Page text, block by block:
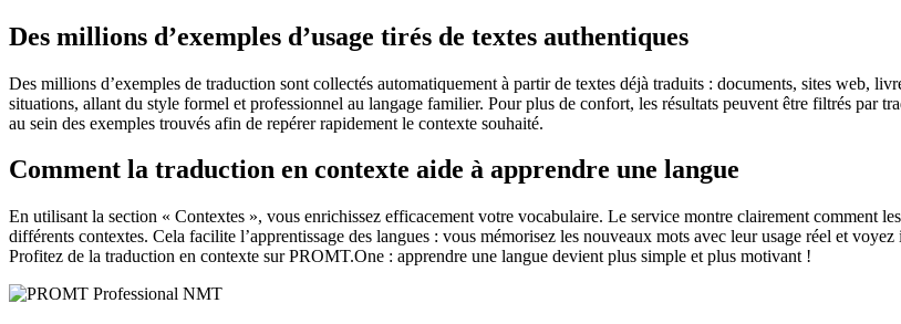
Des millions d’exemples d’usage tirés de textes authentiques
Des millions d’exemples de traduction sont collectés automatiquement à partir de textes déjà traduits : documents, sites web,
situations, allant du style formel et professionnel au langage familier. Pour plus de confort, les résultats peuvent être filtrés par
au sein des exemples trouvés afin de repérer rapidement le contexte souhaité.
Comment la traduction en contexte aide à apprendre une langue
En utilisant la section « Contextes », vous enrichissez efficacement votre vocabulaire. Le service montre clairement comment
différents contextes. Cela facilite l’apprentissage des langues : vous mémorisez les nouveaux mots avec leur usage réel et
Profitez de la traduction en contexte sur PROMT.One : apprendre une langue devient plus simple et plus motivant !